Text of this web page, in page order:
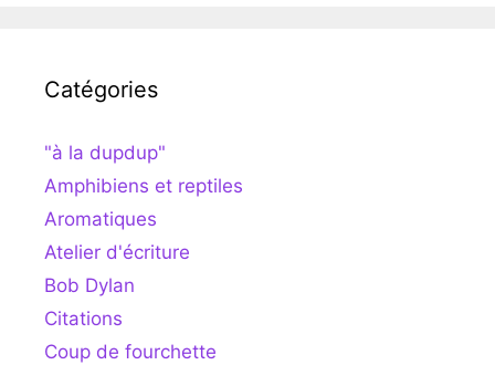
Catégories
"à la dupdup"
Amphibiens et reptiles
Aromatiques
Atelier d'écriture
Bob Dylan
Citations
Coup de fourchette